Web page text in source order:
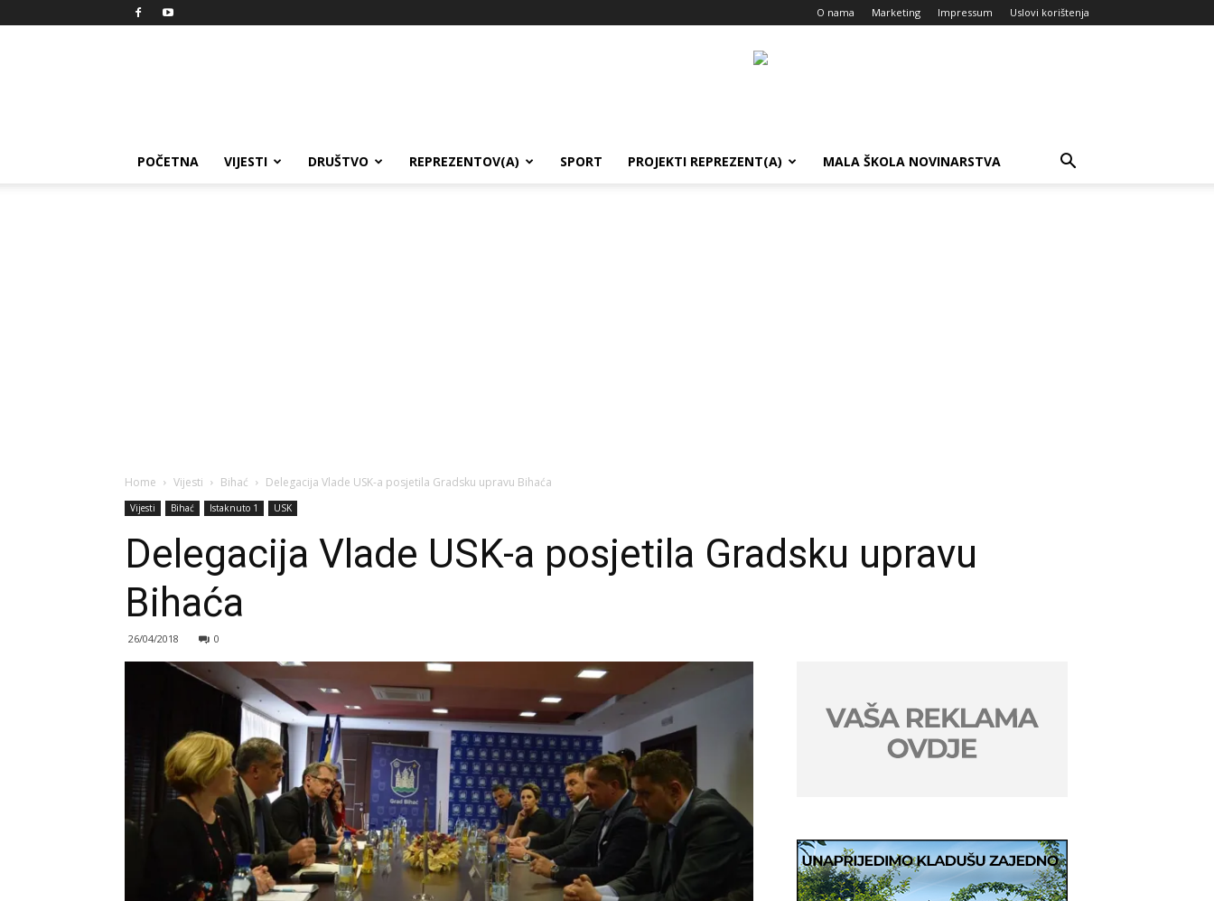
O nama Marketing Impressum Uslovi korištenja
POČETNA VIJESTI DRUŠTVO REPREZENTOV(A) SPORT PROJEKTI REPREZENT(A) MALA ŠKOLA NOVINARSTVA
Home Vijesti Bihać Delegacija Vlade USK-a posjetila Gradsku upravu Bihaća
Vijesti Bihać Istaknuto 1 USK
Delegacija Vlade USK-a posjetila Gradsku upravu
Bihaća
26/04/2018 0